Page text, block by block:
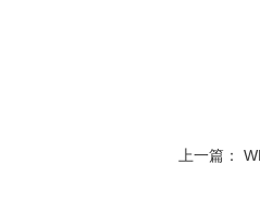
上一篇：